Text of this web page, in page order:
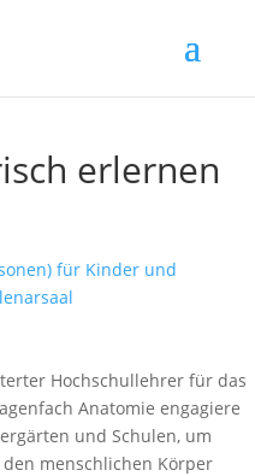
erlernen
für Kinder und
Hochschullehrer für das
Anatomie engagiere
und Schulen, um
menschlichen Körper